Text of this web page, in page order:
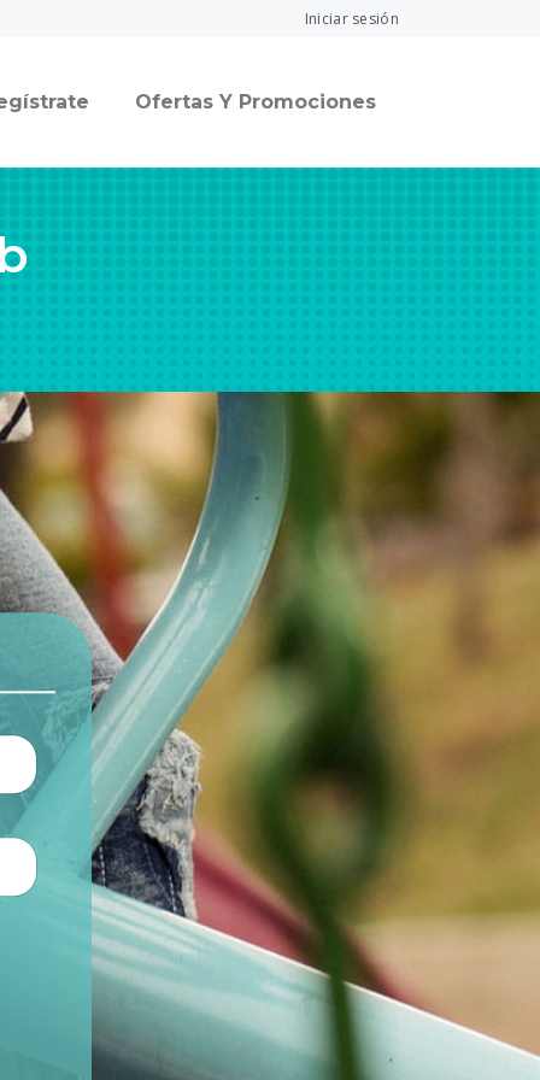
Iniciar sesión
Ofertas Y Promociones